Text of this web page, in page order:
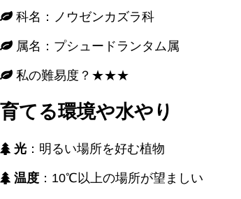
科名：ノウゼンカズラ科
属名：プシュードランタム属
私の難易度？★★★
育てる環境や水やり
光 ：明るい場所を好む植物
温度 ：10℃以上の場所が望ましい